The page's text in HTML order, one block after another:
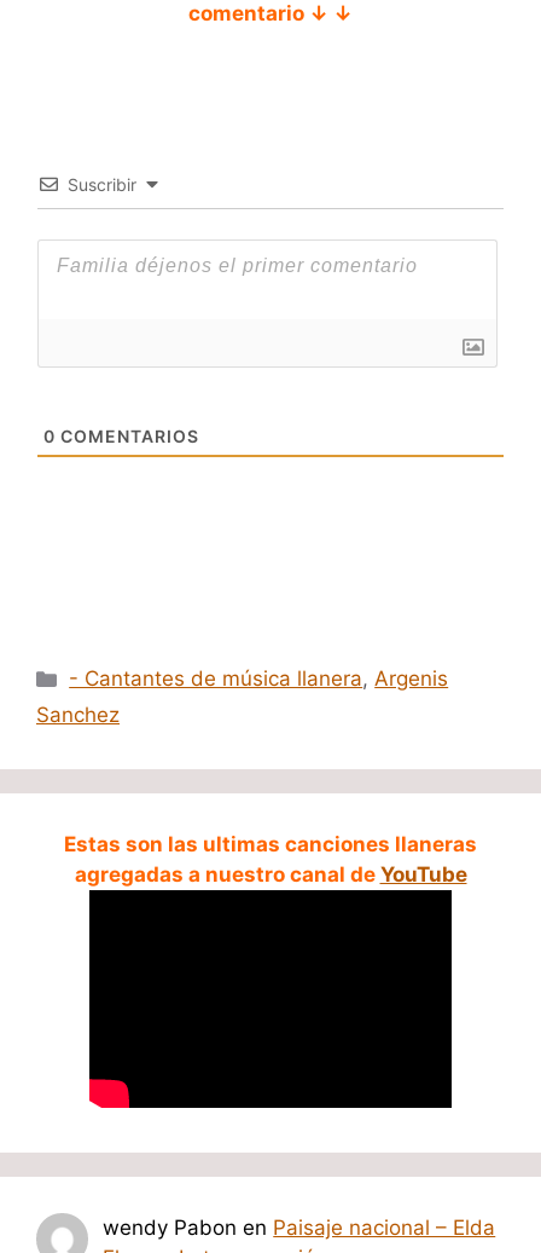
comentario ↓ ↓
Suscribir
0 COMENTARIOS
Categorías
- Cantantes de música llanera,Argenis
Sanchez
Estas son las ultimas canciones llaneras
agregadas a nuestro canal de YouTube
wendy Pabon en Paisaje nacional – Elda